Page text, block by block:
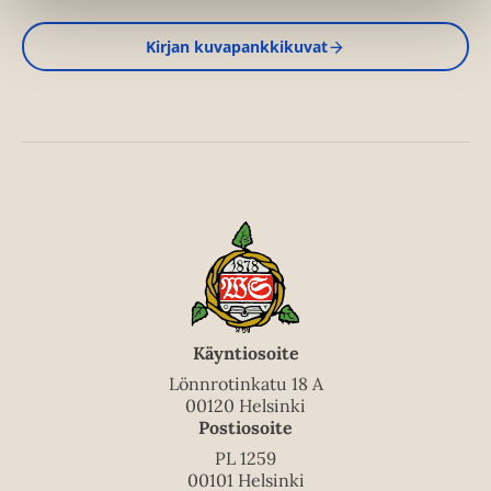
Kirjan kuvapankkikuvat
Käyntiosoite
Lönnrotinkatu 18 A
00120 Helsinki
Postiosoite
PL 1259
00101 Helsinki